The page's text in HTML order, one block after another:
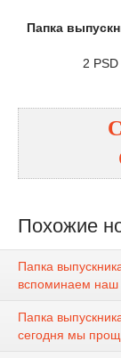
Папка
2
Похожие
Папка
вспоминаем наш
Папка
сегодня мы